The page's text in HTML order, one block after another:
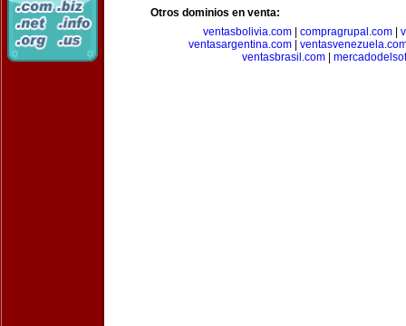
Otros dominios en venta:
ventasbolivia.com
compragrupal.com
ventasargentina.com|
ventasbrasil.com